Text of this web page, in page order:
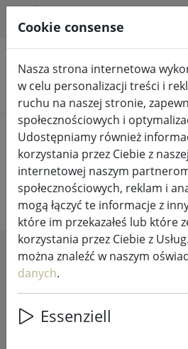
Szukaj produktów
Home Wróżki i oświetlenie
Projektowanie
SHOW
Cookie consense
Nasza strona internetowa
w celu personalizacji treści i
ruchu na naszej stronie,
społecznościowych i
Udostępniamy również
korzystania przez Ciebie z
internetowej naszym
społecznościowych, reklam i
mogą łączyć te informacje z
które im przekazałeś lub które
korzystania przez Ciebie z
można znaleźć w naszym
danych.
Essenziell